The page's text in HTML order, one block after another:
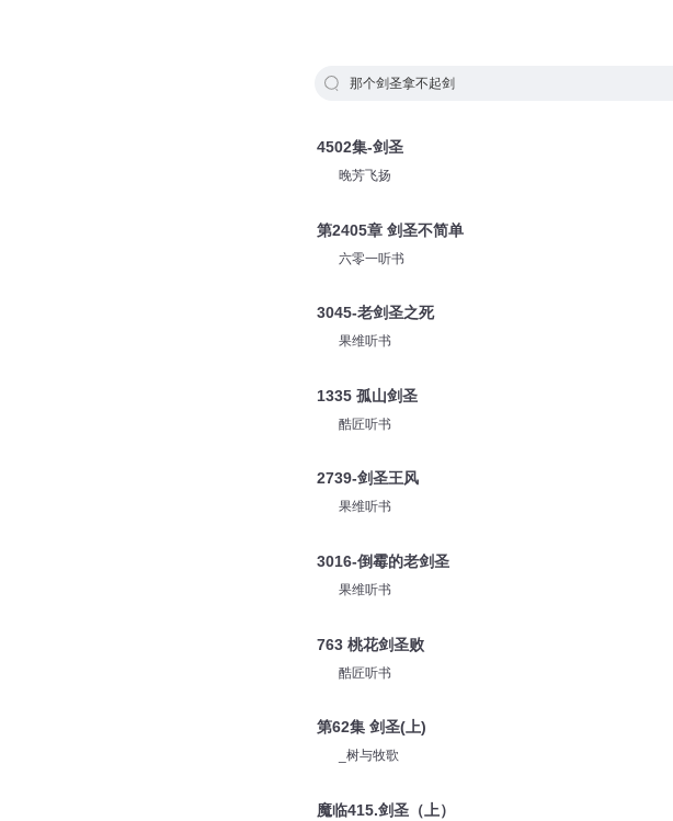
那个剑圣拿不起剑
4502集-剑圣
晚芳飞扬
第2405章 剑圣不简单
六零一听书
3045-老剑圣之死
果维听书
1335 孤山剑圣
酷匠听书
2739-剑圣王风
果维听书
3016-倒霉的老剑圣
果维听书
763 桃花剑圣败
酷匠听书
第62集 剑圣(上)
_树与牧歌
魔临415.剑圣（上）